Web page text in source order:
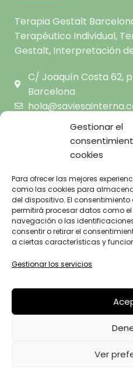
Gestionar el
cookies
Para ofrecer las mejores
como las cookies para
del dispositivo. El
permitirá procesar datos como
navegación o las
consentir o retirar el
a ciertas características y
Gestionar los servicios
Ver
Terapia Gestalt
Terapéutico Individual,
Gestalt, Interpretación de
C/ Joaquín Costa 62,
Barcelona
TERAPIA GESTALT A TU
ALCANCE
CENTRO
BLOG
FAQ’S
DISEÑO